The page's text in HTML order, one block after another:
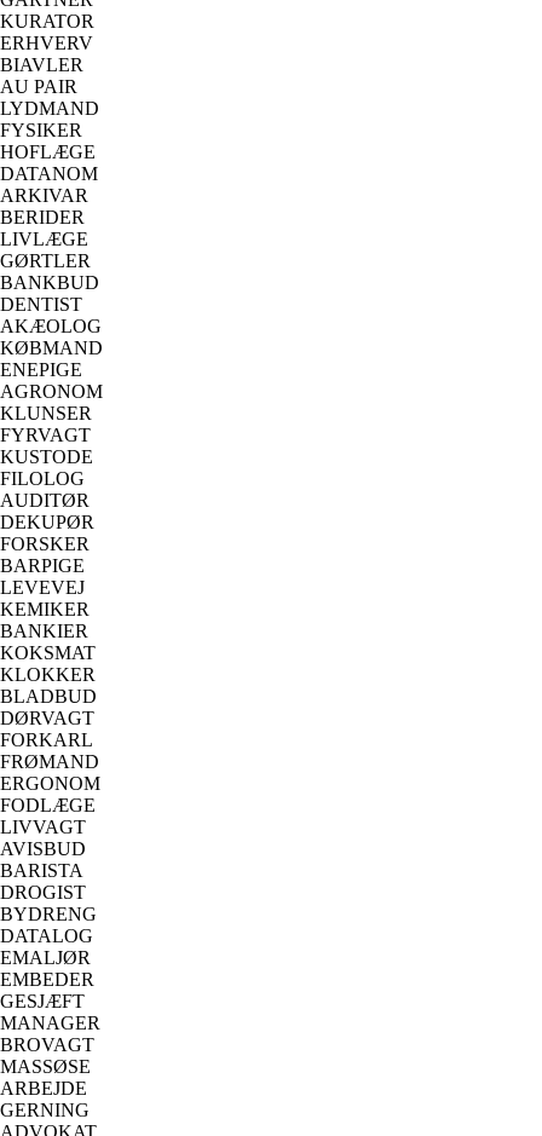
KURATOR
ERHVERV
BIAVLER
AU PAIR
LYDMAND
FYSIKER
HOFLÆGE
DATANOM
ARKIVAR
BERIDER
LIVLÆGE
GØRTLER
BANKBUD
DENTIST
AKÆOLOG
KØBMAND
ENEPIGE
AGRONOM
KLUNSER
FYRVAGT
KUSTODE
FILOLOG
AUDITØR
DEKUPØR
FORSKER
BARPIGE
LEVEVEJ
KEMIKER
BANKIER
KOKSMAT
KLOKKER
BLADBUD
DØRVAGT
FORKARL
FRØMAND
ERGONOM
FODLÆGE
LIVVAGT
AVISBUD
BARISTA
DROGIST
BYDRENG
DATALOG
EMALJØR
EMBEDER
GESJÆFT
MANAGER
BROVAGT
MASSØSE
ARBEJDE
GERNING
ADVOKAT